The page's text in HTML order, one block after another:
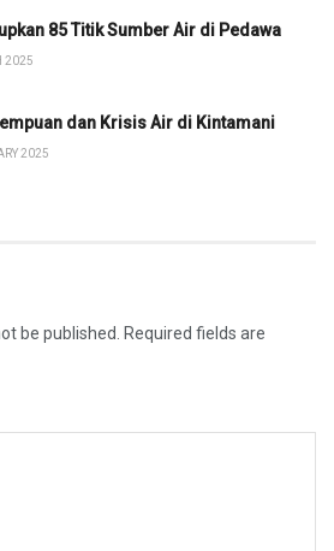
85 Titik Sumber Air di Pedawa
2025
dan Krisis Air di Kintamani
2025
be published.
Required fields are